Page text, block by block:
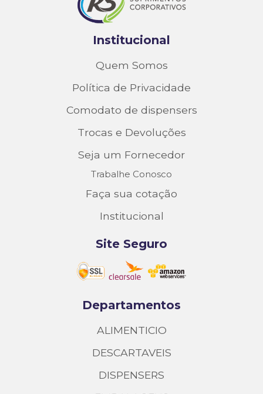
Institucional
Quem Somos
Política de Privacidade
Comodato de dispensers
Trocas e Devoluções
Seja um Fornecedor
Trabalhe Conosco
Faça sua cotação
Institucional
Site Seguro
Departamentos
ALIMENTICIO
DESCARTAVEIS
DISPENSERS